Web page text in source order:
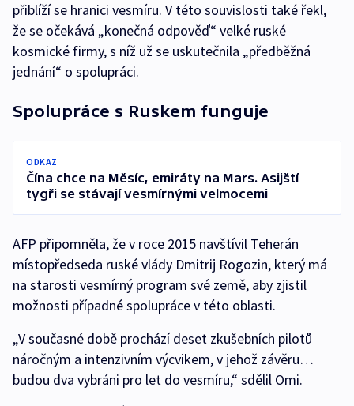
přiblíží se hranici vesmíru. V této souvislosti také řekl,
že se očekává „konečná odpověď“ velké ruské
kosmické firmy, s níž už se uskutečnila „předběžná
jednání“ o spolupráci.
Spolupráce s Ruskem funguje
ODKAZ
Čína chce na Měsíc, emiráty na Mars. Asijští
tygři se stávají vesmírnými velmocemi
AFP připomněla, že v roce 2015 navštívil Teherán
místopředseda ruské vlády Dmitrij Rogozin, který má
na starosti vesmírný program své země, aby zjistil
možnosti případné spolupráce v této oblasti.
„V současné době prochází deset zkušebních pilotů
náročným a intenzivním výcvikem, v jehož závěru…
budou dva vybráni pro let do vesmíru,“ sdělil Omi.